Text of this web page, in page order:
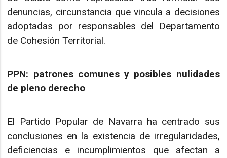
denuncias, circunstancia que vincula a decisiones
adoptadas por responsables del Departamento
de Cohesión Territorial.
PPN: patrones comunes y posibles nulidades
de pleno derecho
El Partido Popular de Navarra ha centrado sus
conclusiones en la existencia de irregularidades,
deficiencias e incumplimientos que afectan a